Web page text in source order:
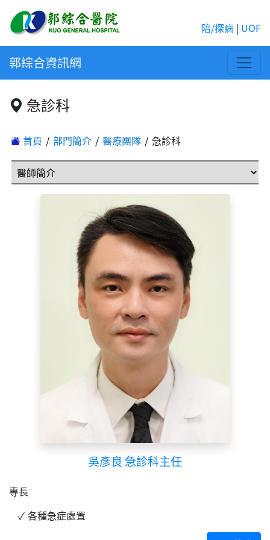
陪/探病 | UOF
郭綜合資訊網
急診科
首頁 部門簡介 醫療團隊 急診科
吳彥良 急診科主任
專長
各種急症處置